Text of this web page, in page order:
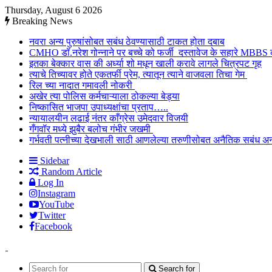
Thursday, August 6 2026
Breaking News
नवरा अन्य पुरुषांसोबत सबंध ठेवण्यासाठी टाकत होता दबाब
CMHO डॉ.नरेश गोन्नाने पर बच्चे को फर्जी दस्तावेज के सहारे MBBS
इतका बेक्कार वास की अर्ध्या शो मधून खाली करावे लागले चित्रपट गृह
त्याचे तिच्यावर होते एकतर्फी प्रेम, त्यातून त्याने वाजवला तिचा गेम
रिल च्या नादात गमावली नोकरी
अखेर त्या पोलिस कर्मचाऱ्याला ठोकल्या बेड्या
निष्कासित भाजपा उपाध्यक्षांचा प्रताप…..
न्यायालयीन लढाई नंतर काँग्रेस उमेदवार विजयी
गँगवॉर मध्ये झुबैर बलोच गंभीर जखमी
गर्भवती पत्नीच्या देखभाली साठी आणलेल्या तरुणीसोबत अनैतिक सबंध
Sidebar
Random Article
Log In
Instagram
YouTube
Twitter
Facebook
Search for